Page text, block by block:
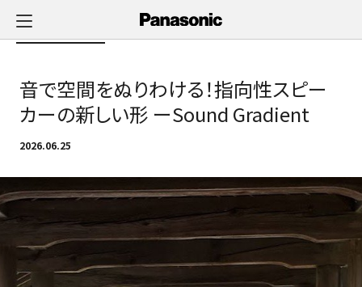
キ
ッ
音で空間をぬりわける！指向性スピー
カーの新しい形 ーSound Gradient
2026.06.25